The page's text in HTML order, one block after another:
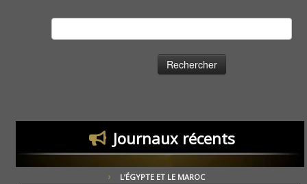
Journaux récents
L’ÉGYPTE ET LE MAROC